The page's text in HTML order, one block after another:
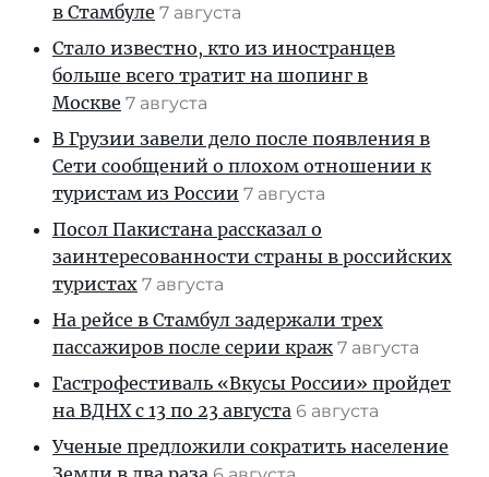
в Стамбуле 7 августа
Стало известно, кто из иностранцев
больше всего тратит на шопинг в
Москве 7 августа
В Грузии завели дело после появления в
Сети сообщений о плохом отношении к
туристам из России 7 августа
Посол Пакистана рассказал о
заинтересованности страны в российских
туристах 7 августа
На рейсе в Стамбул задержали трех
пассажиров после серии краж 7 августа
Гастрофестиваль «Вкусы России» пройдет
на ВДНХ с 13 по 23 августа 6 августа
Ученые предложили сократить население